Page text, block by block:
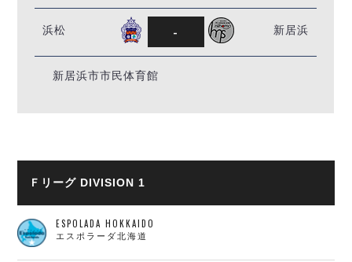
浜松 - 新居浜
新居浜市市民体育館
Ｆリーグ DIVISION 1
ESPOLADA HOKKAIDO
エスポラーダ北海道